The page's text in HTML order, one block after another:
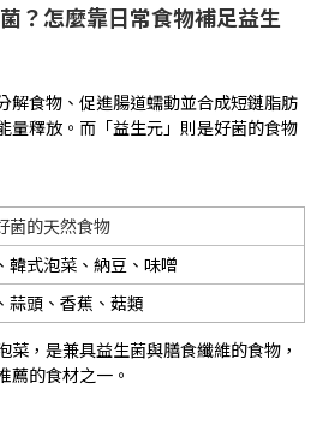
？怎麼靠日常食物補足益生
解食物、促進腸道蠕動並合成短鏈脂肪
量釋放。而「益生元」則是好菌的食物
菌的天然食物
韓式泡菜、納豆、味噌
蒜頭、香蕉、菇類
菜，是兼具益生菌與膳食纖維的食物，
薦的食材之一。